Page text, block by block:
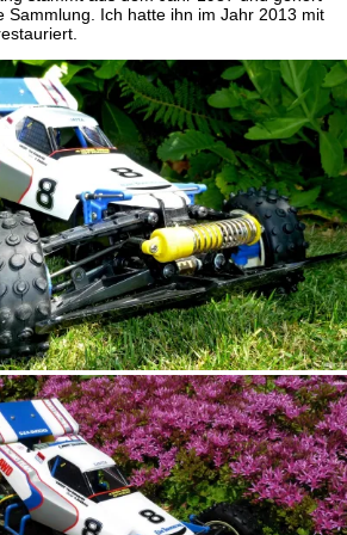
Sammlung. Ich hatte ihn im Jahr 2013 mit